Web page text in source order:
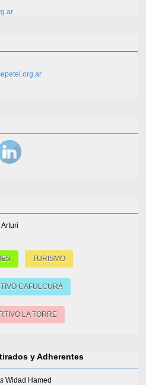
TURISMO
CAFULCURÁ
LA TORRE
y Adherentes
Widad Hamed